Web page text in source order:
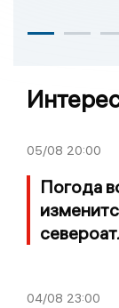
05/08 20:00
Погода
04/08 23:00